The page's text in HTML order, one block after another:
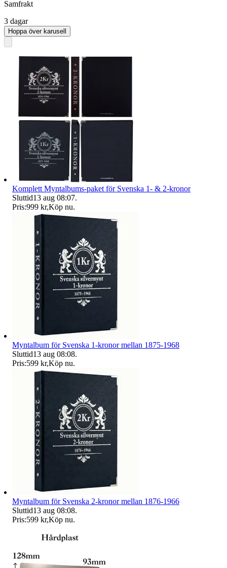
Samfrakt
3 dagar
Hoppa över karusell
Komplett Myntalbums-paket för Svenska 1- & 2-kronor
Sluttid13 aug 08:07.
Pris:999 kr,Köp nu.
Myntalbum för Svenska 1-kronor mellan 1875-1968
Sluttid13 aug 08:08.
Pris:599 kr,Köp nu.
Myntalbum för Svenska 2-kronor mellan 1876-1966
Sluttid13 aug 08:08.
Pris:599 kr,Köp nu.